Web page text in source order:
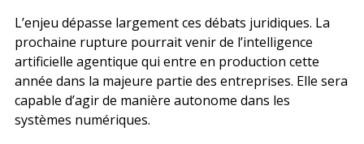
L’enjeu dépasse largement ces débats juridiques. La
prochaine rupture pourrait venir de l’intelligence
artificielle agentique qui entre en production cette
année dans la majeure partie des entreprises. Elle sera
capable d’agir de manière autonome dans les
systèmes numériques.